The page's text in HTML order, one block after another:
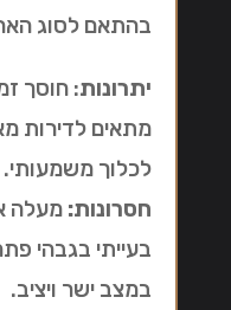
בהתאם לסוג
יתרונות: חוסך
מתאים לדירות
לכלוך משמעותי.
חסרונות: מעלה
בעייתי בגבהי
במצב ישר ויציב.